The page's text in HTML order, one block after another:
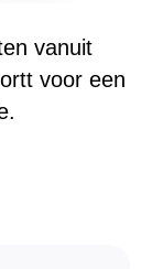
vanuit
voor een